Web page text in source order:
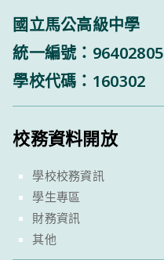
國立馬公高級中學
統一編號：96402805
學校代碼：160302
校務資料開放
學校校務資訊
學生專區
財務資訊
其他